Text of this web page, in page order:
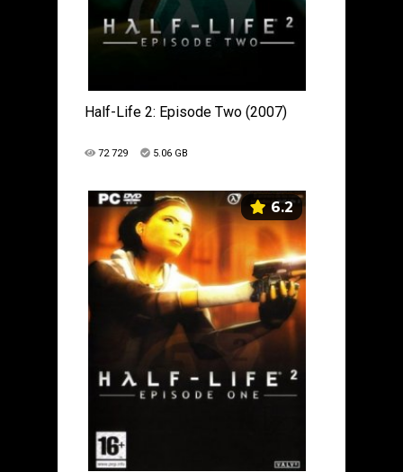
Half-Life 2: Episode Two (2007)
72 729 5.06 GB
6.2